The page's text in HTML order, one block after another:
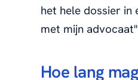
het hele dossier
met mijn
Hoe lang